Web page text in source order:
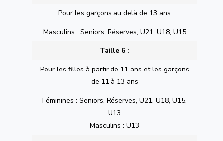
Pour les garçons au delà de 13 ans
Masculins : Seniors, Réserves, U21, U18, U15
Taille 6 :
Pour les filles à partir de 11 ans et les garçons
de 11 à 13 ans
Féminines : Seniors, Réserves, U21, U18, U15,
U13
Masculins : U13